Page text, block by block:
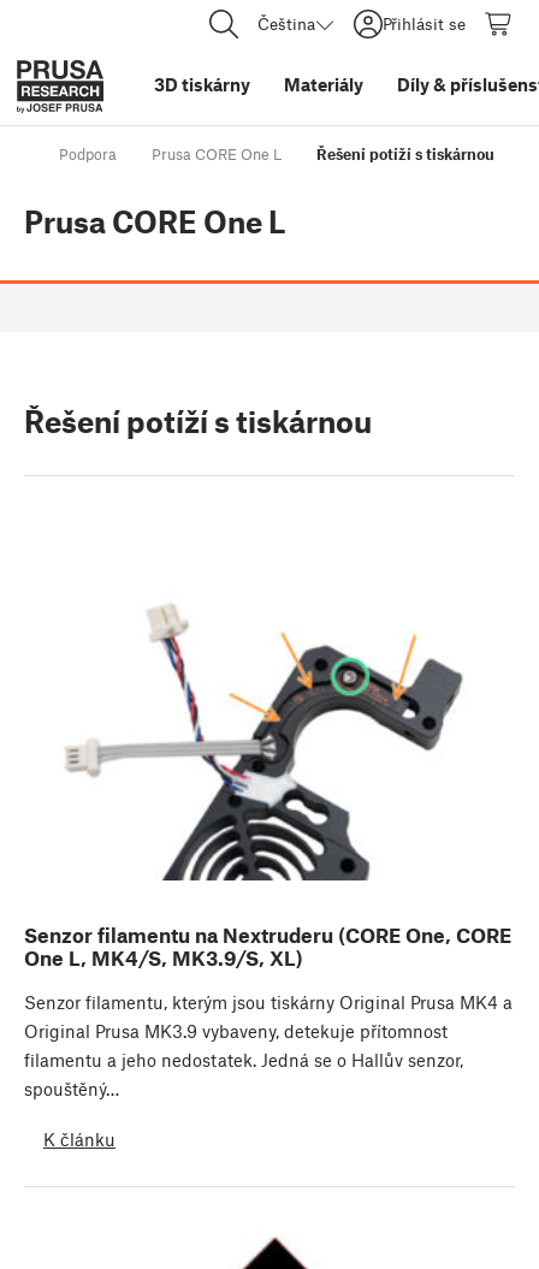
Čeština Přihlásit se
3D tiskárny Materiály Díly&
Podpora Prusa CORE One L Řešení potíží s tiskárnou
Prusa CORE One L
Řešení potíží s tiskárnou
Senzor filamentu na Nextruderu (CORE One, CORE
One L, MK4/S, MK3.9/S, XL)
Senzor filamentu, kterým jsou tiskárny Original Prusa MK4 a
Original Prusa MK3.9 vybaveny, detekuje přítomnost
filamentu a jeho nedostatek. Jedná se o Hallův senzor,
spouštěný…
K článku